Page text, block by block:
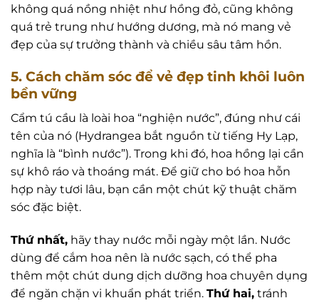
không quá nồng nhiệt như hồng đỏ, cũng không
quá trẻ trung như hướng dương, mà nó mang vẻ
đẹp của sự trưởng thành và chiều sâu tâm hồn.
5. Cách chăm sóc để vẻ đẹp tinh khôi luôn
bền vững
Cẩm tú cầu là loài hoa “nghiện nước”, đúng như cái
tên của nó (Hydrangea bắt nguồn từ tiếng Hy Lạp,
nghĩa là “bình nước”). Trong khi đó, hoa hồng lại cần
sự khô ráo và thoáng mát. Để giữ cho bó hoa hỗn
hợp này tươi lâu, bạn cần một chút kỹ thuật chăm
sóc đặc biệt.
Thứ nhất, hãy thay nước mỗi ngày một lần. Nước
dùng để cắm hoa nên là nước sạch, có thể pha
thêm một chút dung dịch dưỡng hoa chuyên dụng
để ngăn chặn vi khuẩn phát triển. Thứ hai, tránh